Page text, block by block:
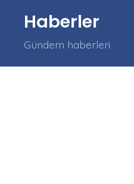
Haberler
Gündem haberleri